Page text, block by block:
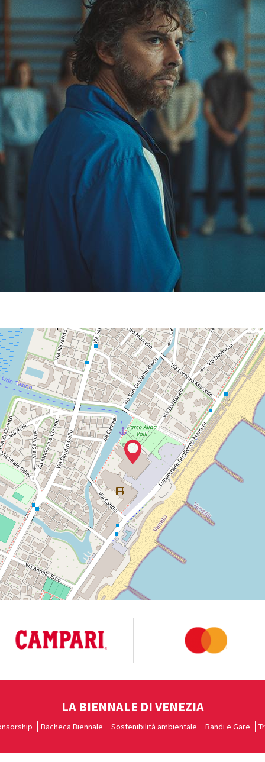
LA BIENNALE DI VENEZIA
Bacheca Biennale Sostenibilità ambientale Bandi e Gare